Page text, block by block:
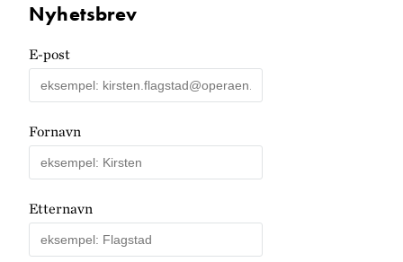
Nyhetsbrev
E-post
Fornavn
Etternavn